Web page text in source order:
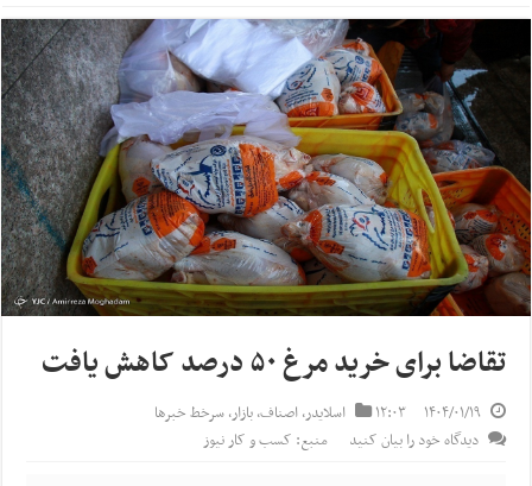
تقاضا برای خرید مرغ ۵۰ درصد کاهش یافت
۱۴۰۴/۰۱/۱۹ ۱۲:۰۳ اسلایدر,اصناف,بازار,سرخط خبرها
دیدگاه خود را بیان کنید
منبع: کسب و کار نیوز